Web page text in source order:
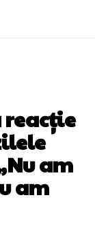
am
am